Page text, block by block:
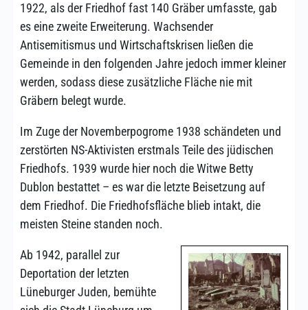
1922, als der Friedhof fast 140 Gräber umfasste, gab
es eine zweite Erweiterung. Wachsender
Antisemitismus und Wirtschaftskrisen ließen die
Gemeinde in den folgenden Jahre jedoch immer kleiner
werden, sodass diese zusätzliche Fläche nie mit
Gräbern belegt wurde.
Im Zuge der Novemberpogrome 1938 schändeten und
zerstörten NS-Aktivisten erstmals Teile des jüdischen
Friedhofs. 1939 wurde hier noch die Witwe Betty
Dublon bestattet – es war die letzte Beisetzung auf
dem Friedhof. Die Friedhofsfläche blieb intakt, die
meisten Steine standen noch.
Ab 1942, parallel zur
Deportation der letzten
Lüneburger Juden, bemühte